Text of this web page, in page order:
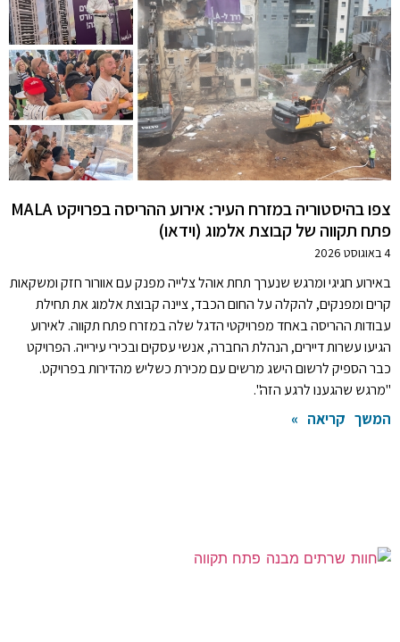
צפו בהיסטוריה במזרח העיר: אירוע ההריסה בפרויקט MALA
פתח תקווה של קבוצת אלמוג (וידאו)
4 באוגוסט 2026
באירוע חגיגי ומרגש שנערך תחת אוהל צלייה מפנק עם אוורור חזק ומשקאות
קרים ומפנקים, להקלה על החום הכבד, ציינה קבוצת אלמוג את תחילת
עבודות ההריסה באחד מפרויקטי הדגל שלה במזרח פתח תקווה. לאירוע
הגיעו עשרות דיירים, הנהלת החברה, אנשי עסקים ובכירי עירייה. הפרויקט
כבר הספיק לרשום הישג מרשים עם מכירת כשליש מהדירות בפרויקט.
"מרגש שהגענו לרגע הזה".
המשך קריאה »